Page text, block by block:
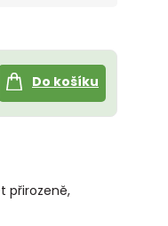
Do košíku
přirozeně,